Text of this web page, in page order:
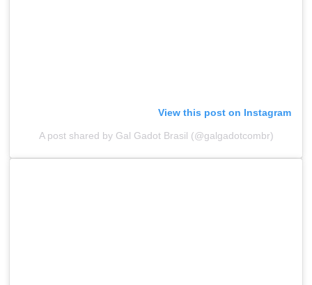
View this post on Instagram
A post shared by Gal Gadot Brasil (@galgadotcombr)